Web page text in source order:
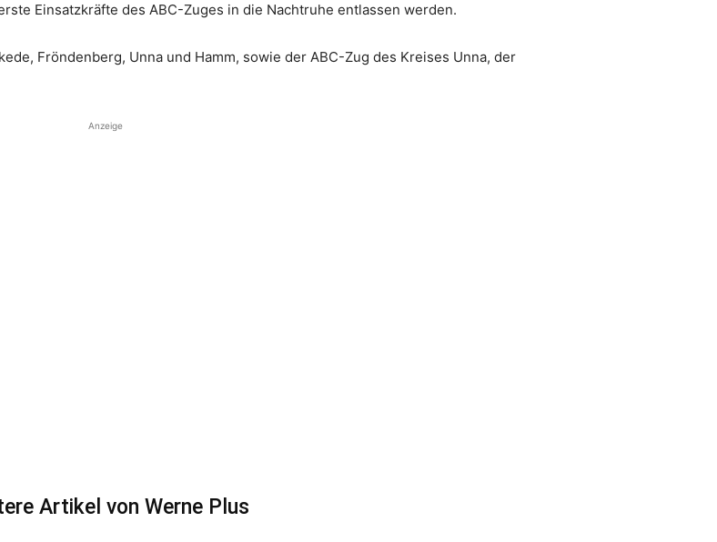
Einsatzkräfte des ABC-Zuges in die Nachtruhe entlassen werden.
Fröndenberg, Unna und Hamm, sowie der ABC-Zug des Kreises Unna, der
Anzeige
Artikel von Werne Plus